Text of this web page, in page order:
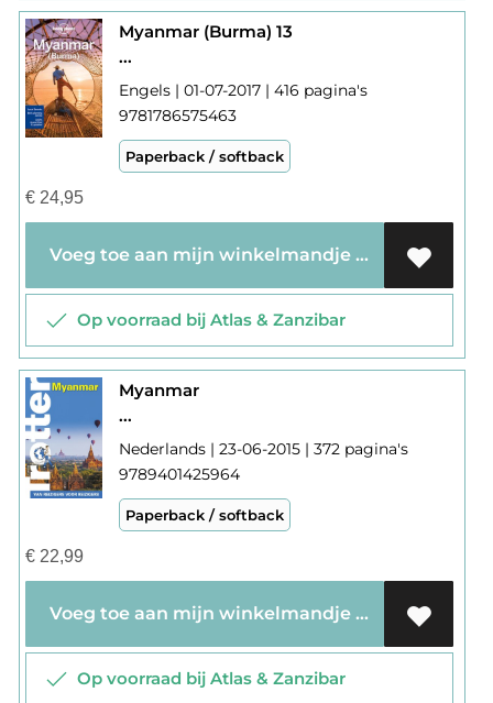
Myanmar (Burma) 13
...
Engels | 01-07-2017 | 416 pagina's
9781786575463
Paperback / softback
€24,95
Voeg toe aan mijn winkelmandje
Op voorraad bij Atlas & Zanzibar
Myanmar
...
Nederlands | 23-06-2015 | 372 pagina's
9789401425964
Paperback / softback
€22,99
Voeg toe aan mijn winkelmandje
Op voorraad bij Atlas & Zanzibar